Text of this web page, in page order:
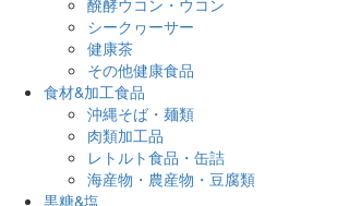
シークヮーサー
健康茶
その他健康食品
食材&加工食品
沖縄そば・麺類
肉類加工品
レトルト食品・缶詰
海産物・農産物・豆腐類
黒糖&塩